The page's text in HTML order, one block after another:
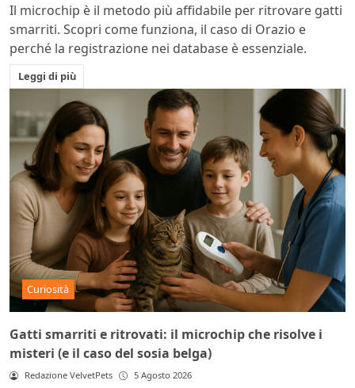
Il microchip è il metodo più affidabile per ritrovare gatti
smarriti. Scopri come funziona, il caso di Orazio e
perché la registrazione nei database è essenziale.
Leggi di più
Curiosità
Gatti smarriti e ritrovati: il microchip che risolve i
misteri (e il caso del sosia belga)
Redazione VelvetPets 5 Agosto 2026